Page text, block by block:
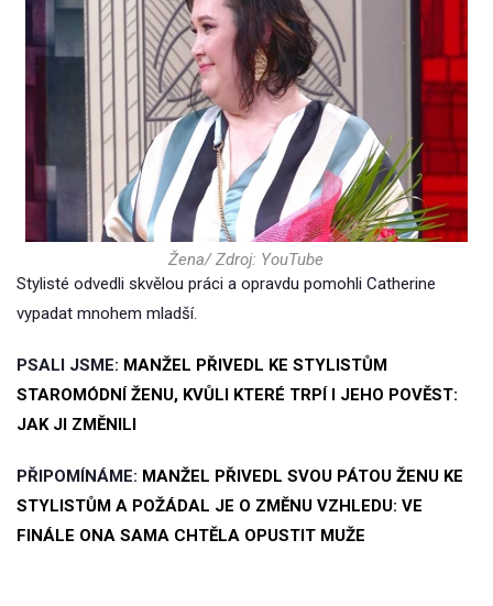
Žena/ Zdroj: YouTube
Stylisté odvedli skvělou práci a opravdu pomohli Catherine
vypadat mnohem mladší.
PSALI JSME: MANŽEL PŘIVEDL KE STYLISTŮM
STAROMÓDNÍ ŽENU, KVŮLI KTERÉ TRPÍ I JEHO POVĚST:
JAK JI ZMĚNILI
PŘIPOMÍNÁME: MANŽEL PŘIVEDL SVOU PÁTOU ŽENU KE
STYLISTŮM A POŽÁDAL JE O ZMĚNU VZHLEDU: VE
FINÁLE ONA SAMA CHTĚLA OPUSTIT MUŽE